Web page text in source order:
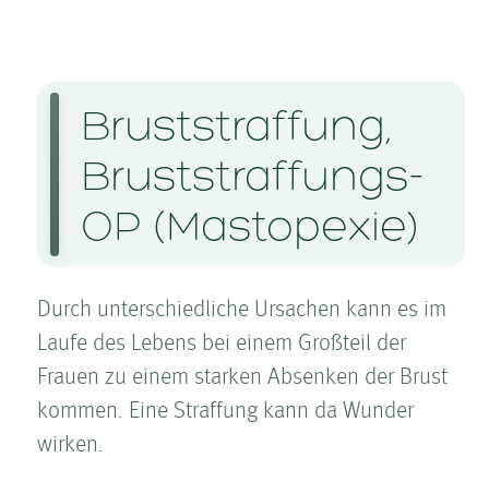
Brust­straffung,
Brust­straffungs-
OP (Masto­pexie)
Durch unterschiedliche Ursachen kann es im
Laufe des Lebens bei einem Großteil der
Frauen zu einem starken Absenken der Brust
kommen. Eine Straffung kann da Wunder
wirken.